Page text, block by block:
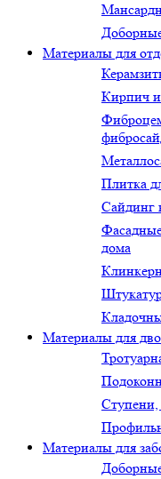
Материалы для
Кирпич
Плитка
Сайдинг
дома
Материалы для
Ступени,
Материалы для